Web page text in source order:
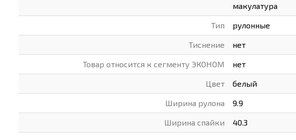
макулатура
Тип рулонные
Тиснение нет
Товар относится к сегменту ЭКОНОМ нет
Цвет белый
Ширина рулона 9.9
Ширина спайки 40.3